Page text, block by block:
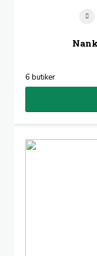
6 butiker